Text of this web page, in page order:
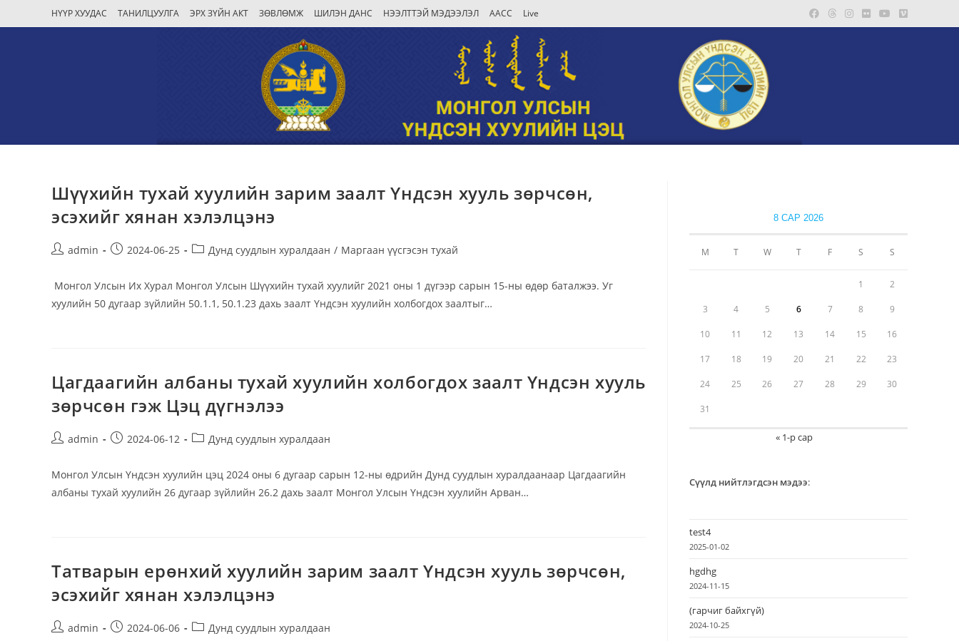
to
НҮҮР ХУУДАС ТАНИЛЦУУЛГА ЭРХ ЗҮЙН АКТ ЗӨВЛӨМЖ ШИЛЭН ДАНС НЭЭЛТТЭЙ МЭДЭЭЛЭЛ AACC Live
Шүүхийн тухай хуулийн зарим заалт Үндсэн хууль зөрчсөн,
эсэхийг хянан хэлэлцэнэ
Postadmin
Post2024-06-25
PostДунд суудлын хуралдаан / Маргаан үүсгэсэн тухай
Монгол Улсын Их Хурал Монгол Улсын Шүүхийн тухай хуулийг 2021 оны 1 дүгээр сарын 15-ны өдөр баталжээ. Уг
хуулийн 50 дугаар зүйлийн 50.1.1, 50.1.23 дахь заалт Үндсэн хуулийн холбогдох заалтыг…
Цагдаагийн албаны тухай хуулийн холбогдох заалт Үндсэн хууль
зөрчсөн гэж Цэц дүгнэлээ
Postadmin
Post2024-06-12
PostДунд суудлын хуралдаан
Монгол Улсын Үндсэн хуулийн цэц 2024 оны 6 дугаар сарын 12-ны өдрийн Дунд суудлын хуралдаанаар Цагдаагийн
албаны тухай хуулийн 26 дугаар зүйлийн 26.2 дахь заалт Монгол Улсын Үндсэн хуулийн Арван…
Татварын ерөнхий хуулийн зарим заалт Үндсэн хууль зөрчсөн,
эсэхийг хянан хэлэлцэнэ
Postadmin
Post2024-06-06
PostДунд суудлын хуралдаан
8 САР 2026
М Т W Т F S S
1 2
3 4 5 6 7 8 9
10 11 12 13 14 15 16
17 18 19 20 21 22 23
24 25 26 27 28 29 30
31
« 1-р сар
Сүүлд нийтлэгдсэн мэдээ:
test4
2025-01-02
hgdhg
2024-11-15
(гарчиг байхгүй)
2024-10-25